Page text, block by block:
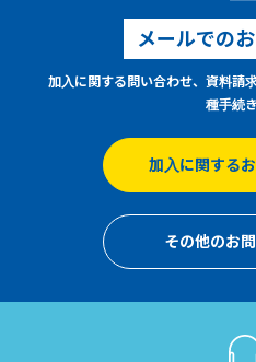
メールでの
加入に関する問い合わせ、資料請
種手続
加入に関する
その他のお